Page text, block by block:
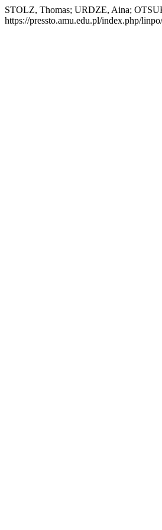
STOLZ, Thomas; URDZE, Aina;
https://pressto.amu.edu.pl/index.php/